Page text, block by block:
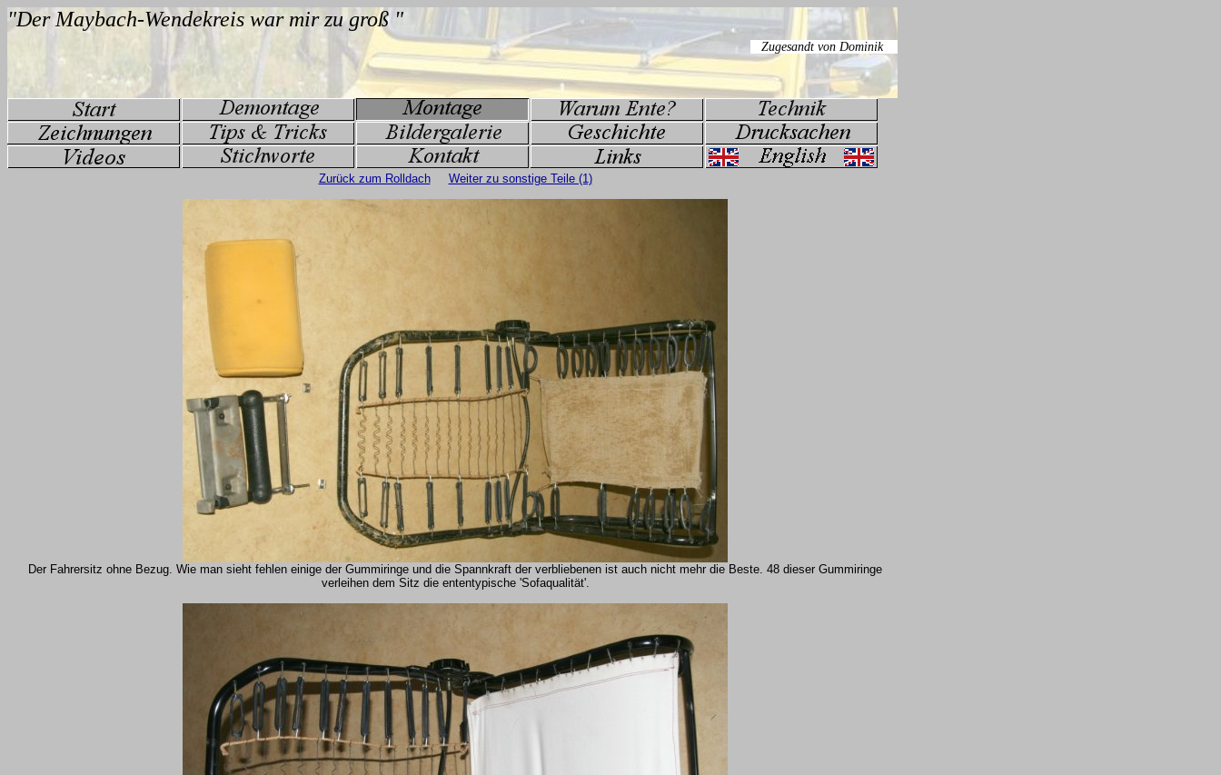
Zurück zum Rolldach Weiter zu sonstige Teile (1)
Der Fahrersitz ohne Bezug. Wie man sieht fehlen einige der Gummiringe und die Spannkraft der verbliebenen ist auch nicht mehr die Beste. 48 dieser Gummiringe
verleihen dem Sitz die ententypische 'Sofaqualität'.